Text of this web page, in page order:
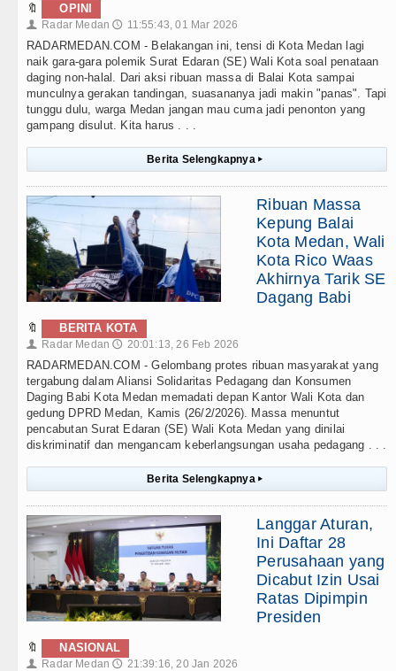
🔖 OPINI
👤 Radar Medan 🕔 11:55:43, 01 Mar 2026
RADARMEDAN.COM - Belakangan ini, tensi di Kota Medan lagi
naik gara-gara polemik Surat Edaran (SE) Wali Kota soal penataan
daging non-halal. Dari aksi ribuan massa di Balai Kota sampai
munculnya gerakan tandingan, suasananya jadi makin "panas". Tapi
tunggu dulu, warga Medan jangan mau cuma jadi penonton yang
gampang disulut. Kita harus . . .
Berita Selengkapnya ▸
Ribuan Massa
Kepung Balai
Kota Medan, Wali
Kota Rico Waas
Akhirnya Tarik SE
Dagang Babi
🔖 BERITA KOTA
👤 Radar Medan 🕔 20:01:13, 26 Feb 2026
RADARMEDAN.COM - Gelombang protes ribuan masyarakat yang
tergabung dalam Aliansi Solidaritas Pedagang dan Konsumen
Daging Babi Kota Medan memadati depan Kantor Wali Kota dan
gedung DPRD Medan, Kamis (26/2/2026). Massa menuntut
pencabutan Surat Edaran (SE) Wali Kota Medan yang dinilai
diskriminatif dan mengancam keberlangsungan usaha pedagang . . .
Berita Selengkapnya ▸
Langgar Aturan,
Ini Daftar 28
Perusahaan yang
Dicabut Izin Usai
Ratas Dipimpin
Presiden
🔖 NASIONAL
👤 Radar Medan 🕔 21:39:16, 20 Jan 2026